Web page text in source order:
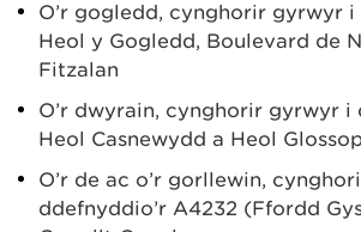
O’r gogledd, cynghorir gyrwyr
Heol y Gogledd, Boulevard de
Fitzalan
O’r dwyrain, cynghorir gyrwyr i
Heol Casnewydd a Heol
O’r de ac o’r gorllewin,
ddefnyddio’r A4232 (Ffordd